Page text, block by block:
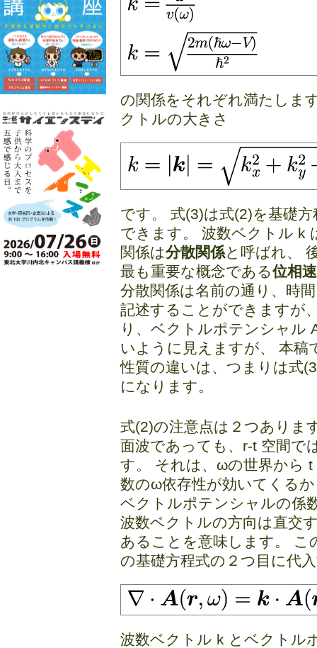
の関係をそれぞれ満たしま
クトルの大きさ
です。 式(3)は式(2)を基礎
できます。 波数ベクトル k
関係は分散関係と呼ばれ、
最も重要な概念である位相
分散関係は名前の通り、時
記述することができますが
り、ベクトルポテンシャル
いように見えますが、 本稿
性質の違いは、つまりは式
になります。
式(2)の注意点は２つありま
面波であっても、r-t 空間で
す。 それは、ωの世界から
数のω依存性が効いてくる
ベクトルポテンシャルの係
波数ベクトルの方向は直交
あることを意味します。 こ
の基礎方程式の２つ目に代
波数ベクトル k とベクトル